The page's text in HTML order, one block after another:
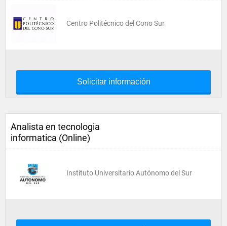
Centro Politécnico del Cono Sur
Solicitar información
Analista en tecnologia
informatica (Online)
Instituto Universitario Autónomo del Sur